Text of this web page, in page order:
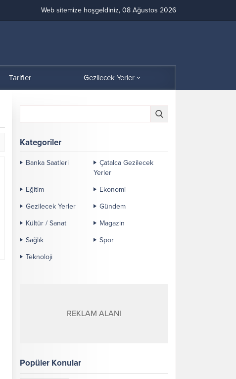
Web sitemize hoşgeldiniz, 08 Ağustos 2026
Tarifler Gezilecek Yerler
Kategoriler
Banka Saatleri
Çatalca Gezilecek
Yerler
Eğitim
Ekonomi
Gezilecek Yerler
Gündem
Kültür / Sanat
Magazin
Sağlık
Spor
Teknoloji
REKLAM ALANI
Popüler Konular